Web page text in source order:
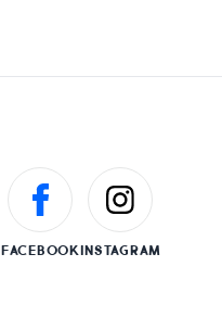
FACEBOOKINSTAGRAM